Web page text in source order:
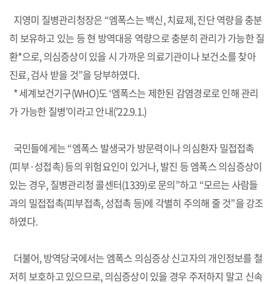
지영미 질병관리청장은 “엠폭스는 백신, 치료제, 진단 역량을 충분
히 보유하고 있는 등 현 방역대응 역량으로 충분히 관리가 가능한 질
환*으로, 의심증상이 있을 시 가까운 의료기관이나 보건소를 찾아
진료, 검사 받을 것”을 당부하였다.
* 세계보건기구(WHO)도 ‘엠폭스는 제한된 감염경로로 인해 관리
가 가능한 질병’이라고 안내(’22.9.1.)
국민들에게는 “엠폭스 발생국가 방문력이나 의심환자 밀접접촉
(피부·성접촉) 등의 위험요인이 있거나, 발진 등 엠폭스 의심증상이
있는 경우, 질병관리청 콜센터(1339)로 문의”하고 “모르는 사람들
과의 밀접접촉(피부접촉, 성접촉 등)에 각별히 주의해 줄 것”을 강조
하였다.
더불어, 방역당국에서는 엠폭스 의심증상 신고자의 개인정보를 철
저히 보호하고 있으므로, 의심증상이 있을 경우 주저하지 말고 신속